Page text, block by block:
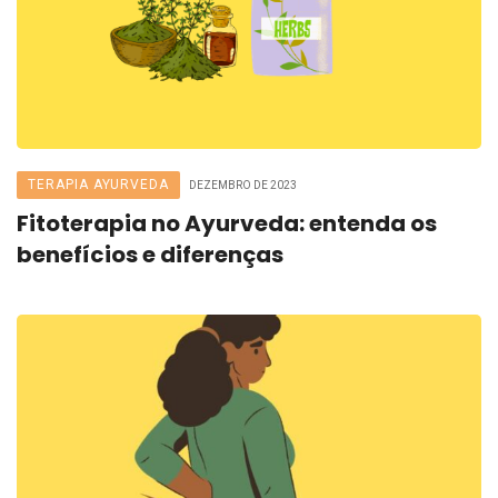
TERAPIA AYURVEDA DEZEMBRO DE 2023
Fitoterapia no Ayurveda: entenda os
benefícios e diferenças